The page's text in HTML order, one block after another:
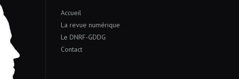
Accueil
La revue numérique
Le DNRF-GDDG
Contact